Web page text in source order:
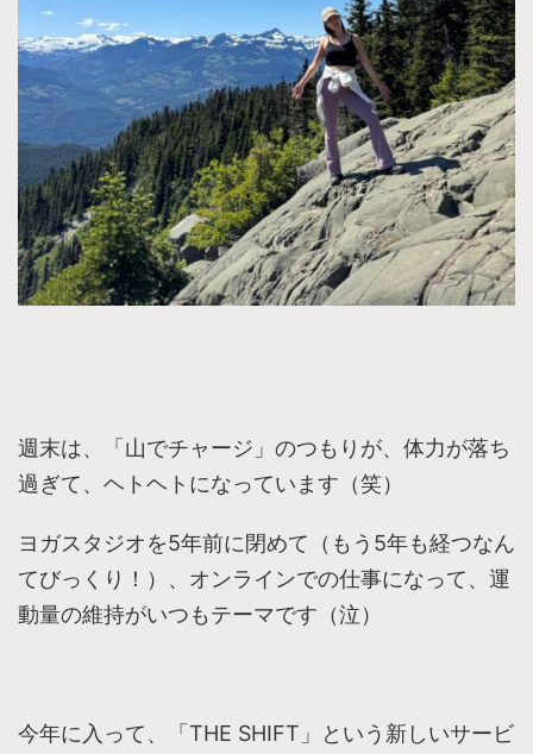
週末は、「山でチャージ」のつもりが、体力が落ち
過ぎて、ヘトヘトになっています（笑）
ヨガスタジオを5年前に閉めて（もう5年も経つなん
てびっくり！）、オンラインでの仕事になって、運
動量の維持がいつもテーマです（泣）
今年に入って、「THE SHIFT」という新しいサービ